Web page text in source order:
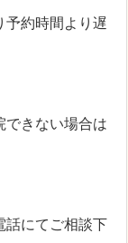
予約時間より遅
できない場合は
話にてご相談下